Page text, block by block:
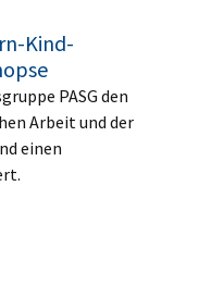
Kind-
PASG den
Arbeit und der
einen